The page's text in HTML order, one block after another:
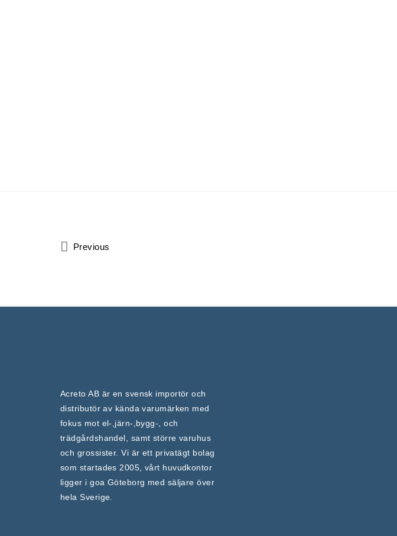
Previous
Acreto AB är en svensk importör och
distributör av kända varumärken med
fokus mot el-,järn-,bygg-, och
trädgårdshandel, samt större varuhus
och grossister. Vi är ett privatägt bolag
som startades 2005, vårt huvudkontor
ligger i goa Göteborg med säljare över
hela Sverige.